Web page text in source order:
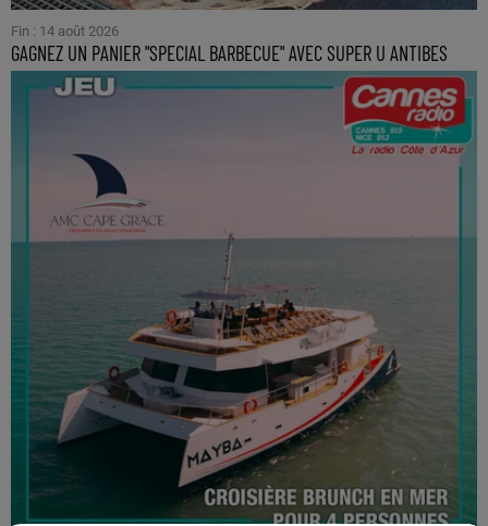
Fin : 14 août 2026
GAGNEZ UN PANIER "SPECIAL BARBECUE" AVEC SUPER U ANTIBES